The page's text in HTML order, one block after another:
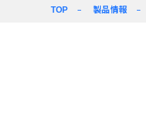
TOP 製品情報